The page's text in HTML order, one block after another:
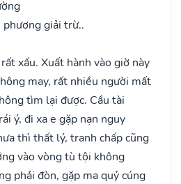
giải trừ..
xấu. Xuất hành vào giờ này
may, rất nhiều người mất
tìm lại được. Cầu tài
ý, đi xa e gặp nạn nguy
thì thất lý, tranh chấp cũng
vào vòng tù tội không
phải đòn, gặp ma quỷ cúng